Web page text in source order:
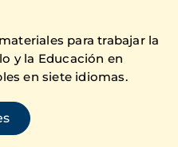
para trabajar la
y la Educación en
en siete idiomas.